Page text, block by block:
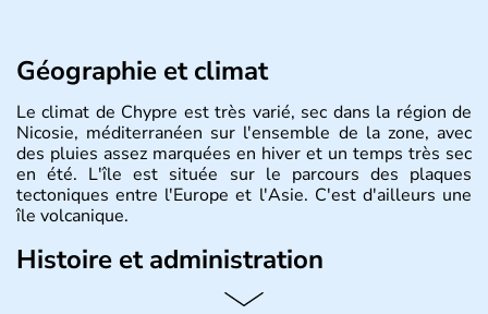
Géographie et climat
Le climat de Chypre est très varié, sec dans la région de
Nicosie, méditerranéen sur l'ensemble de la zone, avec
des pluies assez marquées en hiver et un temps très sec
en été. L'île est située sur le parcours des plaques
tectoniques entre l'Europe et l'Asie. C'est d'ailleurs une
île volcanique.
Histoire et administration
Chypre est une île située dans le bassin Levantin, à l'est